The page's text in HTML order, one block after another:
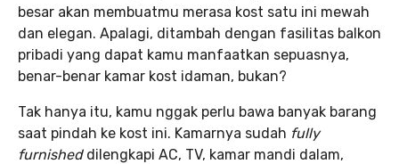
besar akan membuatmu merasa kost satu ini mewah
dan elegan. Apalagi, ditambah dengan fasilitas balkon
pribadi yang dapat kamu manfaatkan sepuasnya,
benar-benar kamar kost idaman, bukan?
Tak hanya itu, kamu nggak perlu bawa banyak barang
saat pindah ke kost ini. Kamarnya sudah fully
furnished dilengkapi AC, TV, kamar mandi dalam,